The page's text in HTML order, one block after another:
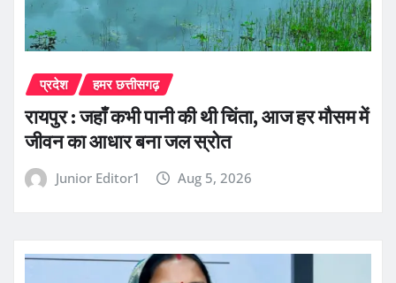
प्रदेश हमर छत्तीसगढ़
रायपुर : जहाँ कभी पानी की थी चिंता, आज हर मौसम में
जीवन का आधार बना जल स्रोत
Junior Editor1 Aug 5, 2026